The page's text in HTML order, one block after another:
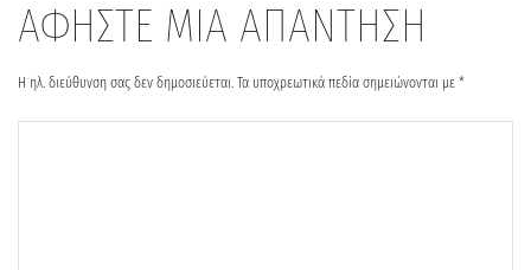
ΑΦΗΣΤΕ ΜΙΑ ΑΠΑΝΤΗΣΗ
Η ηλ. διεύθυνση σας δεν δημοσιεύεται. Τα υποχρεωτικά πεδία σημειώνονται με *